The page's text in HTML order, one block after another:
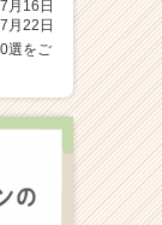
月16日
月22日
選をご